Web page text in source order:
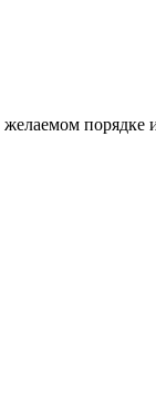
желаемом